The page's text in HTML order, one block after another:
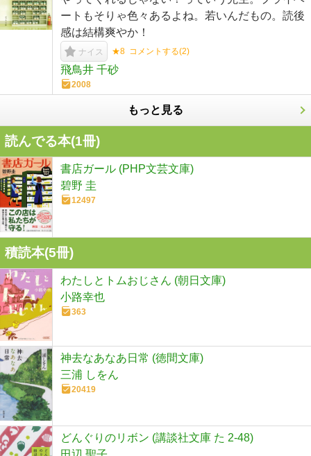
ートもそりゃ色々あるよね。若いんだもの。読後
感は結構爽やか！
ナイス ★8 コメントする(2)
飛鳥井 千砂
2008
もっと見る
読んでる本(1冊)
書店ガール (PHP文芸文庫)
碧野 圭
12497
積読本(5冊)
わたしとトムおじさん (朝日文庫)
小路幸也
363
神去なあなあ日常 (徳間文庫)
三浦 しをん
20419
どんぐりのリボン (講談社文庫 た 2-48)